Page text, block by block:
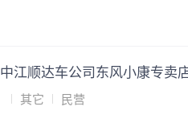
中江顺达车公司东风小康专卖
其它 民营